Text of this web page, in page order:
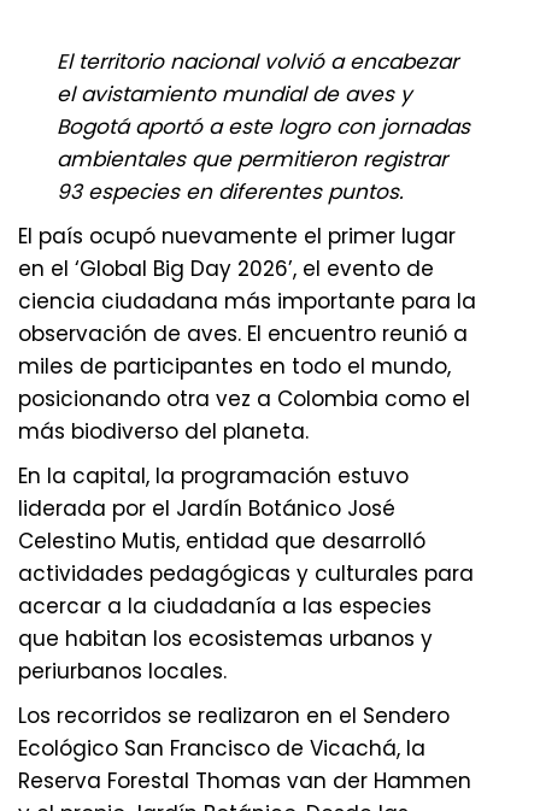
El territorio nacional volvió a encabezar
el avistamiento mundial de aves y
Bogotá aportó a este logro con jornadas
ambientales que permitieron registrar
93 especies en diferentes puntos.
El país ocupó nuevamente el primer lugar
en el ‘Global Big Day 2026’, el evento de
ciencia ciudadana más importante para la
observación de aves. El encuentro reunió a
miles de participantes en todo el mundo,
posicionando otra vez a Colombia como el
más biodiverso del planeta.
En la capital, la programación estuvo
liderada por el Jardín Botánico José
Celestino Mutis, entidad que desarrolló
actividades pedagógicas y culturales para
acercar a la ciudadanía a las especies
que habitan los ecosistemas urbanos y
periurbanos locales.
Los recorridos se realizaron en el Sendero
Ecológico San Francisco de Vicachá, la
Reserva Forestal Thomas van der Hammen